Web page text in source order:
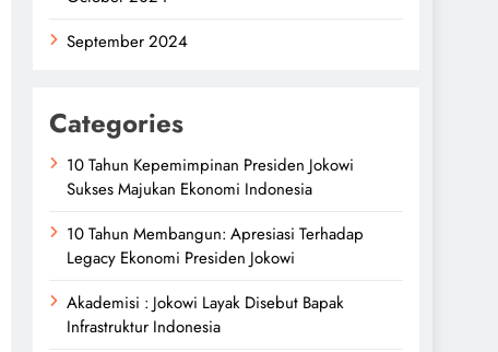
September 2024
Categories
10 Tahun Kepemimpinan Presiden Jokowi
Sukses Majukan Ekonomi Indonesia
10 Tahun Membangun: Apresiasi Terhadap
Legacy Ekonomi Presiden Jokowi
Akademisi : Jokowi Layak Disebut Bapak
Infrastruktur Indonesia